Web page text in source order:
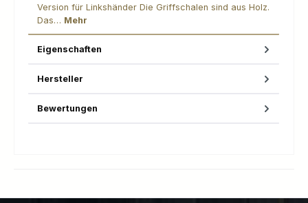
Version für Linkshänder Die Griffschalen sind aus Holz.
Das… Mehr
Eigenschaften
Hersteller
Bewertungen